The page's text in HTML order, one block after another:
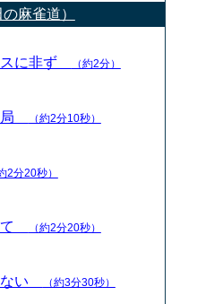
麻雀道）
スに非ず （約2分）
局 （約2分10秒）
2分20秒）
て （約2分20秒）
ない （約3分30秒）